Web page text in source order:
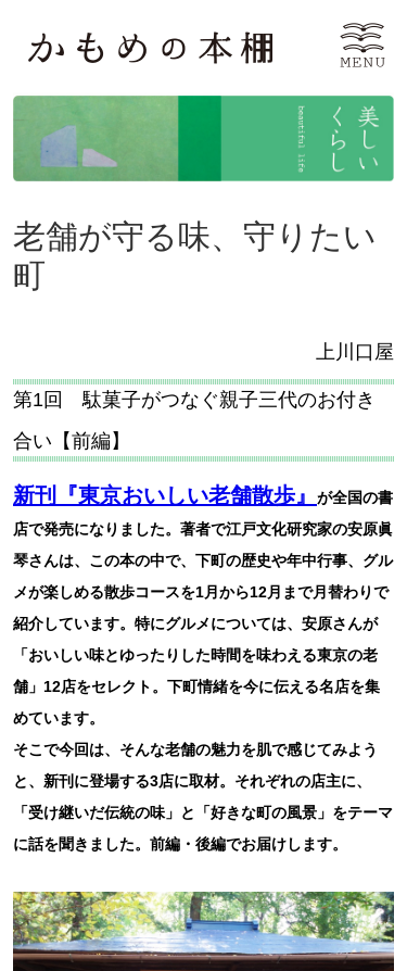
老舗が守る味、守りたい
町
上川口屋
第1回 駄菓子がつなぐ親子三代のお付き
合い【前編】
新刊『東京おいしい老舗散歩』
が全国の書
店で発売になりました。著者で江戸文化研究家の安原眞
琴さんは、この本の中で、下町の歴史や年中行事、グル
メが楽しめる散歩コースを1月から12月まで月替わりで
紹介しています。特にグルメについては、安原さんが
「おいしい味とゆったりした時間を味わえる東京の老
舗」12店をセレクト。下町情緒を今に伝える名店を集
めています。
そこで今回は、そんな老舗の魅力を肌で感じてみよう
と、新刊に登場する3店に取材。それぞれの店主に、
「受け継いだ伝統の味」と「好きな町の風景」をテーマ
に話を聞きました。前編・後編でお届けします。